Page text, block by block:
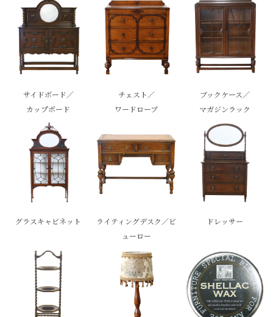
サイドボード／
カップボード
チェスト／
ワードローブ
ブックケース／
マガジンラック
グラスキャビネット
ライティングデスク／ビ
ューロー
ドレッサー